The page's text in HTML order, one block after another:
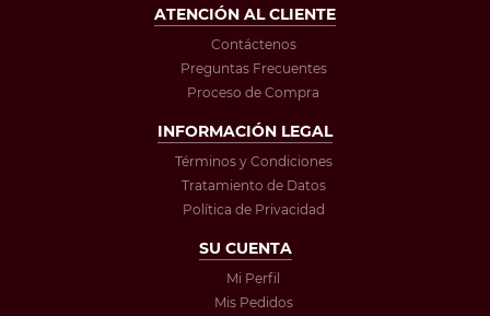
ATENCIÓN AL CLIENTE
Contáctenos
Preguntas Frecuentes
Proceso de Compra
INFORMACIÓN LEGAL
Términos y Condiciones
Tratamiento de Datos
Política de Privacidad
SU CUENTA
Mi Perfil
Mis Pedidos